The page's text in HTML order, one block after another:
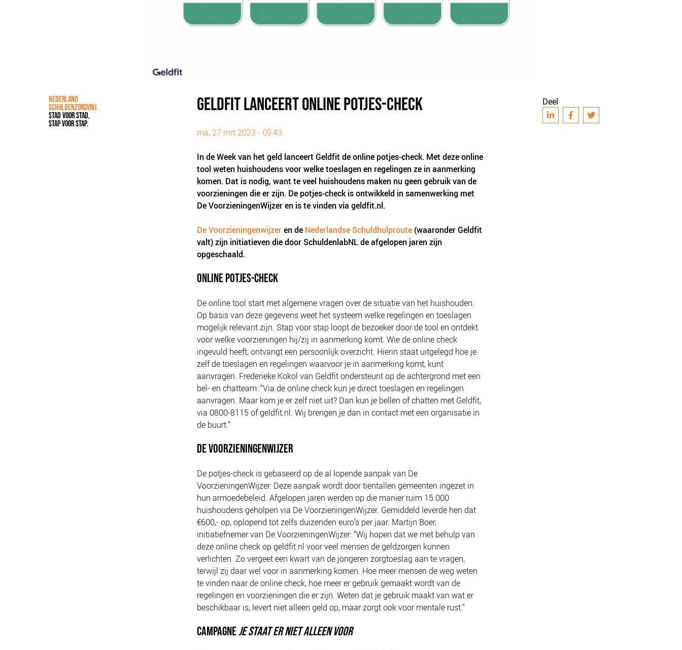
NEDERLAND
SCHULDENZORGVRIJ.
STAD VOOR STAD,
STAP VOOR STAP.
GELDFIT LANCEERT ONLINE POTJES-CHECK
ma, 27 mrt 2023 - 09:43
In de Week van het geld lanceert Geldfit de online potjes-check. Met deze online
tool weten huishoudens voor welke toeslagen en regelingen ze in aanmerking
komen. Dat is nodig, want te veel huishoudens maken nu geen gebruik van de
voorzieningen die er zijn. De potjes-check is ontwikkeld in samenwerking met
De VoorzieningenWijzer en is te vinden via geldfit.nl.
De Voorzieningenwijzeren de Nederlandse Schuldhulproute(waaronder Geldfit
valt) zijn initiatieven die door SchuldenlabNL de afgelopen jaren zijn
opgeschaald.
ONLINE POTJES-CHECK
De online tool start met algemene vragen over de situatie van het huishouden.
Op basis van deze gegevens weet het systeem welke regelingen en toeslagen
mogelijk relevant zijn. Stap voor stap loopt de bezoeker door de tool en ontdekt
voor welke voorzieningen hij/zij in aanmerking komt. Wie de online check
ingevuld heeft, ontvangt een persoonlijk overzicht. Hierin staat uitgelegd hoe je
zelf de toeslagen en regelingen waarvoor je in aanmerking komt, kunt
aanvragen. Frederieke Kokol van Geldfit ondersteunt op de achtergrond met een
bel- en chatteam: “Via de online check kun je direct toeslagen en regelingen
aanvragen. Maar kom je er zelf niet uit? Dan kun je bellen of chatten met Geldfit,
via 0800-8115 of geldfit.nl. Wij brengen je dan in contact met een organisatie in
de buurt.”
DE VOORZIENINGENWIJZER
De potjes-check is gebaseerd op de al lopende aanpak van De
VoorzieningenWijzer. Deze aanpak wordt door tientallen gemeenten ingezet in
hun armoedebeleid. Afgelopen jaren werden op die manier ruim 15.000
huishoudens geholpen via De VoorzieningenWijzer. Gemiddeld leverde hen dat
€600,- op, oplopend tot zelfs duizenden euro’s per jaar. Martijn Boer,
initiatiefnemer van De VoorzieningenWijzer: “Wij hopen dat we met behulp van
deze online check op geldfit.nl voor veel mensen de geldzorgen kunnen
verlichten. Zo vergeet een kwart van de jongeren zorgtoeslag aan te vragen,
terwijl zij daar wel voor in aanmerking komen. Hoe meer mensen de weg weten
te vinden naar de online check, hoe meer er gebruik gemaakt wordt van de
regelingen en voorzieningen die er zijn. Weten dat je gebruik maakt van wat er
beschikbaar is, levert niet alleen geld op, maar zorgt ook voor mentale rust.”
CAMPAGNEJE STAAT ER NIET ALLEEN VOOR
Deel